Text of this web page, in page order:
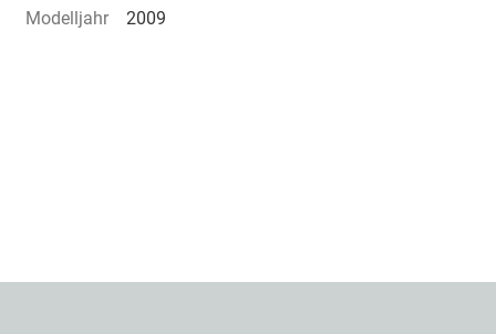
Modelljahr
2009